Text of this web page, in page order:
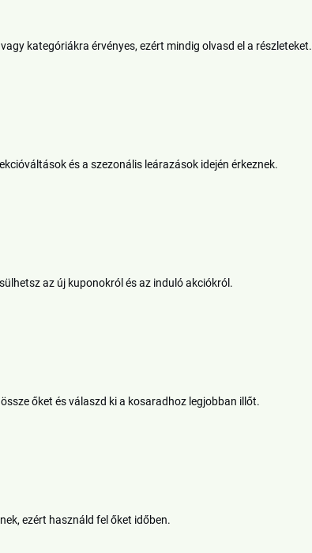
kategóriákra érvényes, ezért mindig olvasd el a részleteket.
és a szezonális leárazások idején érkeznek.
az új kuponokról és az induló akciókról.
őket és válaszd ki a kosaradhoz legjobban illőt.
ezért használd fel őket időben.